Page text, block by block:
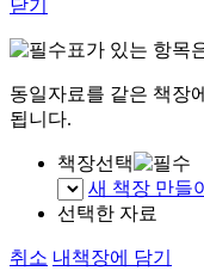
닫기
표가 있는 항목
동일자료를 같은 책장
됩니다.
책장선택
새 책장 만들
선택한 자료
취소 내책장에 담기